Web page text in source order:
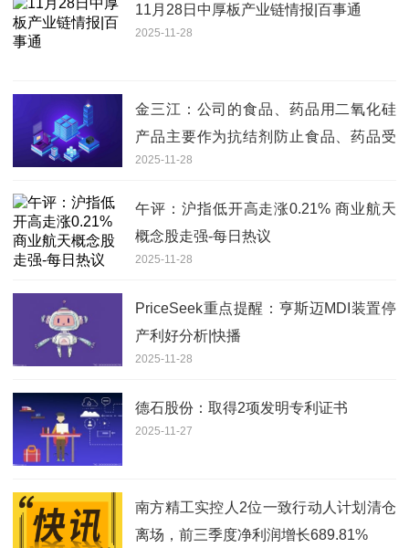
11月28日中厚板产业链情报|百事通
2025-11-28
金三江：公司的食品、药品用二氧化硅
产品主要作为抗结剂防止食品、药品受
潮结块
2025-11-28
午评：沪指低开高走涨0.21% 商业航天
概念股走强-每日热议
2025-11-28
PriceSeek重点提醒：亨斯迈MDI装置停
产利好分析|快播
2025-11-28
德石股份：取得2项发明专利证书
2025-11-27
南方精工实控人2位一致行动人计划清仓
离场，前三季度净利润增长689.81%